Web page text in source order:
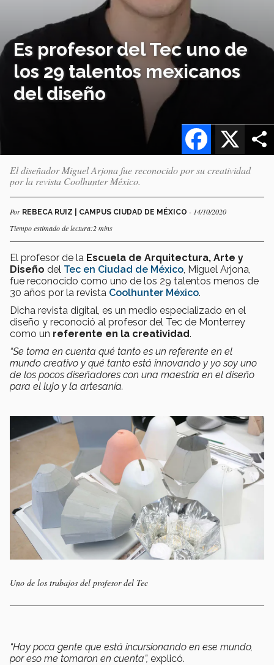
Es profesor del Tec uno de
los 29 talentos mexicanos
del diseño
X
Facebook
El diseñador Miguel Arjona fue reconocido por su creatividad
por la revista Coolhunter México.
Por REBECA RUIZ | CAMPUS CIUDAD DE MÉXICO - 14/10/2020
Tiempo estimado de lectura:2 mins
El profesor de la Escuela de Arquitectura, Arte y
Diseño del Tec en Ciudad de México , Miguel Arjona,
fue reconocido como uno de los 29 talentos menos de
30 años por la revista Coolhunter México.
Dicha revista digital, es un medio especializado en el
diseño y reconoció al profesor del Tec de Monterrey
como un referente en la creatividad.
“Se toma en cuenta qué tanto es un referente en el
mundo creativo y qué tanto está innovando y yo soy uno
de los pocos diseñadores con una maestría en el diseño
para el lujo y la artesanía.
Uno de los trabajos del profesor del Tec
“Hay poca gente que está incursionando en ese mundo,
por eso me tomaron en cuenta”, explicó.